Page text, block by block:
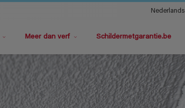
Meer dan verf Schildermetgarantie.be